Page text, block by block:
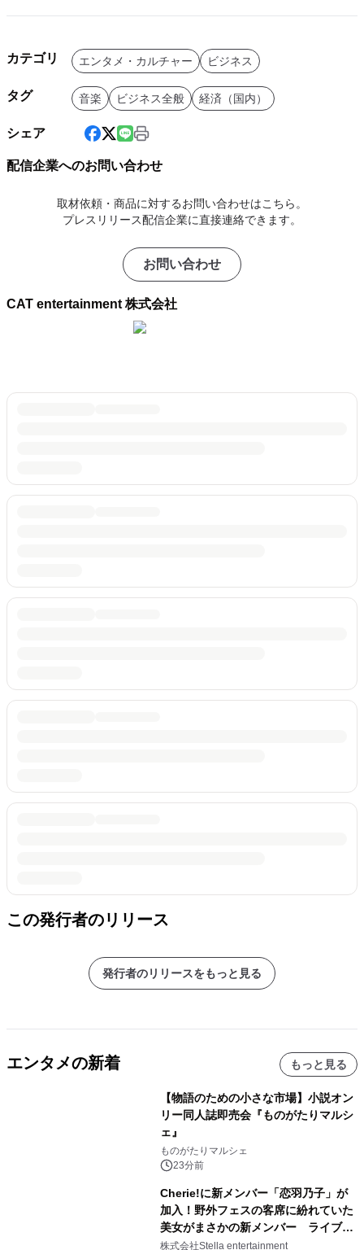
カテゴリ エンタメ・カルチャー ビジネス
タグ 音楽 ビジネス全般 経済（国内）
シェア
配信企業へのお問い合わせ
取材依頼・商品に対するお問い合わせはこちら。
プレスリリース配信企業に直接連絡できます。
お問い合わせ
CAT entertainment 株式会社
この発行者のリリース
発行者のリリースをもっと見る
エンタメの新着 もっと見る
【物語のための小さな市場】小説オン
リー同人誌即売会『ものがたりマルシ
ェ』
ものがたりマルシェ
23分前
Cherie!に新メンバー「恋羽乃子」が
加入！野外フェスの客席に紛れていた
美女がまさかの新メンバー ライブ中
のサプライズ発表に会場騒然
株式会社Stella entertainment